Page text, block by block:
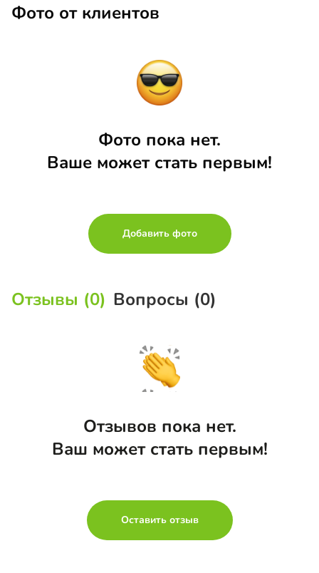
Фото от клиентов
Фото пока нет.
Ваше может стать первым!
Добавить фото
Отзывы (0) Вопросы (0)
Отзывов пока нет.
Ваш может стать первым!
Оставить отзыв